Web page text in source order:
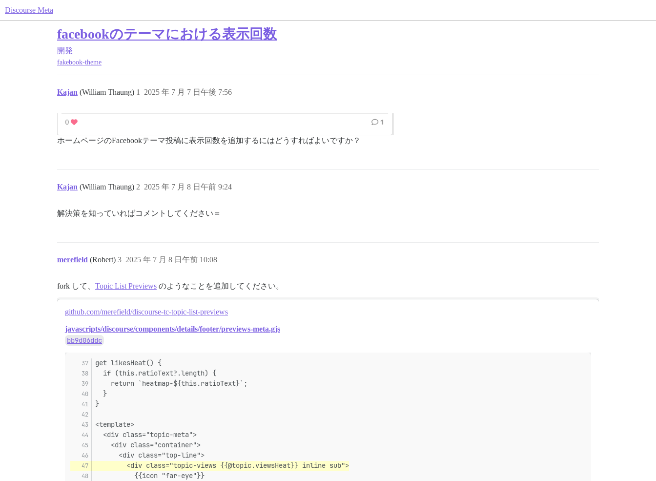
Discourse Meta
facebookのテーマにおける表示回数
開発
fakebook-theme
Kajan (William Thaung) 2025 年 7 月 7 日午後 7:56
1
ホームページのFacebookテーマ投稿に表示回数を追加するにはどうすればよいですか？
Kajan (William Thaung) 2025 年 7 月 8 日午前 9:24
2
解決策を知っていればコメントしてください＝
merefield (Robert) 2025 年 7 月 8 日午前 10:08
3
fork して、 Topic List Previews のようなことを追加してください。
github.com/merefield/discourse-tc-topic-list-previews
javascripts/discourse/components/details/footer/previews-meta.gjs
bb9d06ddc
get likesHeat() {
  if (this.ratioText?.length) {
    return `heatmap-${this.ratioText}`;
  }
}
<template>
  <div class="topic-meta">
    <div class="container">
      <div class="top-line">
        <div class="topic-views {{@topic.viewsHeat}} inline sub">
          {{icon "far-eye"}}